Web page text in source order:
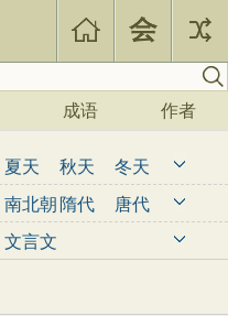
成语 作者
夏天 秋天
冬天
梅花 荷花
菊花
写水 长江
黄河
边塞 地名
抒情
南北朝 隋代
唐代
明代
文言文